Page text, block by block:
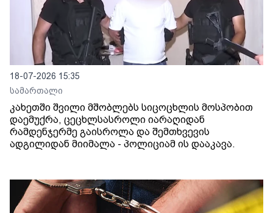
18-07-2026 15:35
სამართალი
კახეთში შვილი მშობლებს სიცოცხლის მოსპობით
დაემუქრა, ცეცხლსასროლი იარაღიდან
რამდენჯერმე გაისროლა და შემთხვევის
ადგილიდან მიიმალა - პოლიციამ ის დააკავა.